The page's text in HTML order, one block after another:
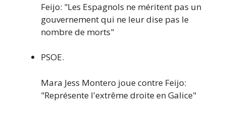
Feijo: "Les Espagnols ne méritent pas un
gouvernement qui ne leur dise pas le
nombre de morts"
PSOE.
Mara Jess Montero joue contre Feijo:
"Représente l'extrême droite en Galice"